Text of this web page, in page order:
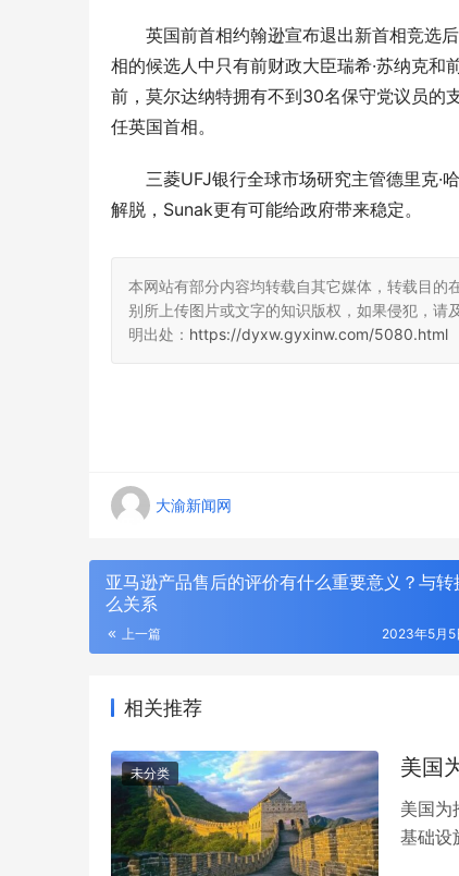
英国前首相约翰逊宣布退出新首相竞选
相的候选人中只有前财政大臣瑞希·苏纳克和
前，莫尔达纳特拥有不到30名保守党议员的
任英国首相。
三菱UFJ银行全球市场研究主管德里克
解脱，Sunak更有可能给政府带来稳定。
本网站有部分内容均转载自其它媒体，转载目的
别所上传图片或文字的知识版权，如果侵犯，请
明出处： https://dyxw.gyxinw.com/5080.html
大渝新闻网
亚马逊产品售后的评价有什么重要意义？与转
么关系
上一篇 2023年5月5
相关推荐
未分类 美国
美国为
基础设